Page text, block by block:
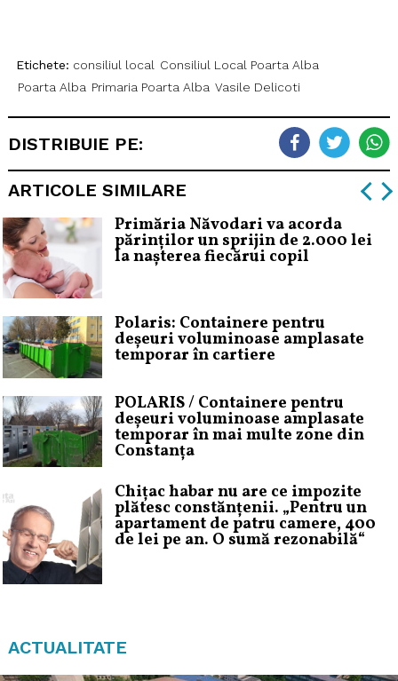
Etichete: consiliul local Consiliul Local Poarta Alba
Poarta Alba Primaria Poarta Alba Vasile Delicoti
DISTRIBUIE PE:
ARTICOLE SIMILARE
Primăria Năvodari va acorda
părinților un sprijin de 2.000 lei
la nașterea fiecărui copil
Polaris: Containere pentru
deșeuri voluminoase amplasate
temporar în cartiere
POLARIS / Containere pentru
deșeuri voluminoase amplasate
temporar în mai multe zone din
Constanța
Chițac habar nu are ce impozite
plătesc constănțenii. „Pentru un
apartament de patru camere, 400
de lei pe an. O sumă rezonabilă“
ACTUALITATE